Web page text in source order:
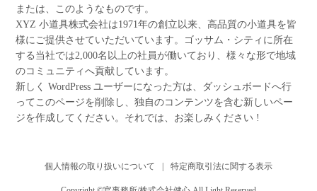
または、このようなものです。
XYZ 小道具株式会社は1971年の創立以来、高品質の小道具を皆
様にご提供させていただいています。ゴッサム・シティに所在
する当社では2,000名以上の社員が働いており、様々な形で地域
のコミュニティへ貢献しています。
新しく WordPress ユーザーになった方は、
ダッシュボードへ行
ってこのページを削除し、独自のコンテンツを含む新しいペー
ジを作成してください。それでは、お楽しみください !
個人情報の取り扱いについて 特定商取引法に関する表示